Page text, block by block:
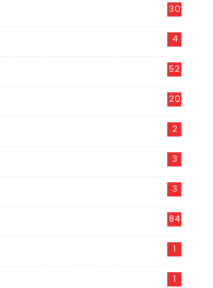
30
4
52
20
2
3
3
84
1
1